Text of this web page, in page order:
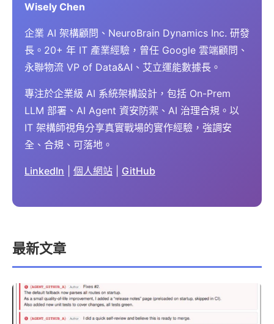
Wisely Chen
企業 AI 架構顧問、NeuroBrain Dynamics Inc. 研發
長。20+ 年 IT 產業經驗，曾任 Google 雲端顧問、
永聯物流 VP of Data&AI、艾立運能數據長。
專注於企業級 AI 系統架構設計，包括 On-Prem
LLM 部署、AI Agent 資安防禦、AI 治理合規。以
IT 架構師視角分享真實戰場的實作經驗，強調安
全、合規、可落地。
LinkedIn 個人網站 GitHub
最新文章